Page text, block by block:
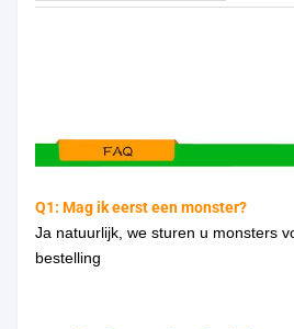
Q1: Mag ik eerst een monster?
Ja natuurlijk, we sturen u monsters
bestelling